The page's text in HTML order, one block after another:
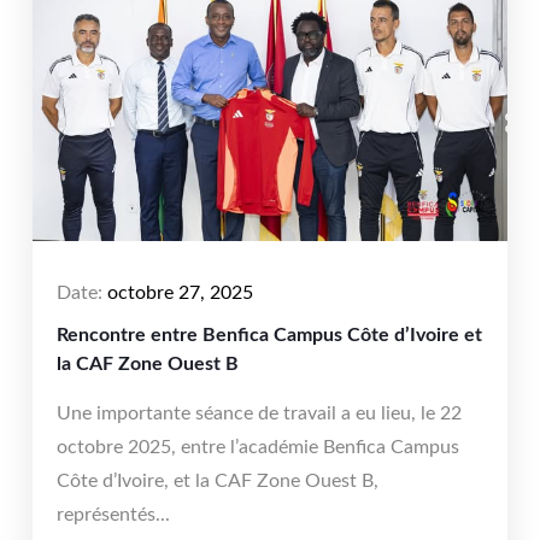
Date: octobre 27, 2025
Rencontre entre Benfica Campus Côte d’Ivoire et
la CAF Zone Ouest B
Une importante séance de travail a eu lieu, le 22
octobre 2025, entre l’académie Benfica Campus
Côte d’Ivoire, et la CAF Zone Ouest B,
représentés...